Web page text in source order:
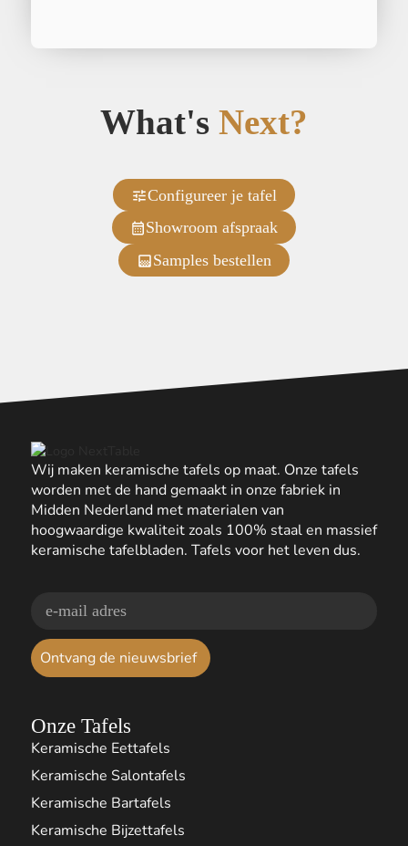
What's Next?
Configureer je tafel
Showroom afspraak
Samples bestellen
Ontvang de nieuwsbrief
Wij maken keramische tafels op maat. Onze tafels
worden met de hand gemaakt in onze fabriek in
Midden Nederland met materialen van
hoogwaardige kwaliteit zoals 100% staal en massief
keramische tafelbladen. Tafels voor het leven dus.
Onze Tafels
Keramische Eettafels
Keramische Salontafels
Keramische Bartafels
Keramische Bijzettafels